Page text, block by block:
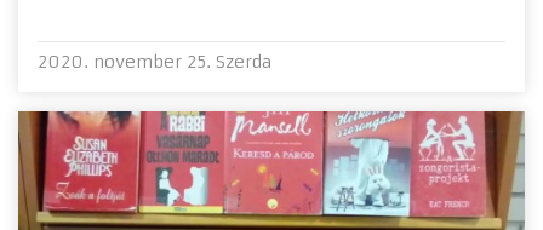
2020. november 25. Szerda